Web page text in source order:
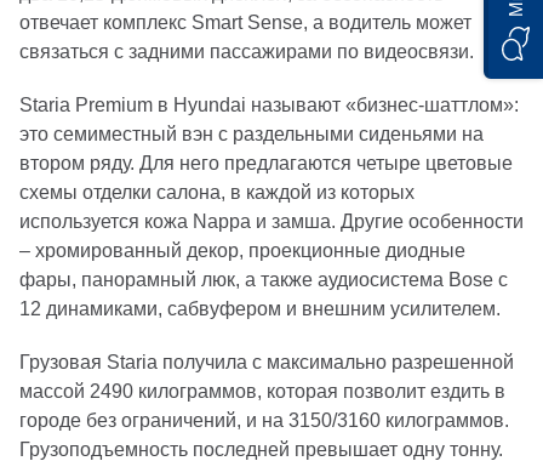
отвечает комплекс Smart Sense, а водитель может
связаться с задними пассажирами по видеосвязи.
Staria Premium в Hyundai называют «бизнес-шаттлом»:
это семиместный вэн с раздельными сиденьями на
втором ряду. Для него предлагаются четыре цветовые
схемы отделки салона, в каждой из которых
используется кожа Nappa и замша. Другие особенности
– хромированный декор, проекционные диодные
фары, панорамный люк, а также аудиосистема Bose с
12 динамиками, сабвуфером и внешним усилителем.
Грузовая Staria получила с максимально разрешенной
массой 2490 килограммов, которая позволит ездить в
городе без ограничений, и на 3150/3160 килограммов.
Грузоподъемность последней превышает одну тонну.